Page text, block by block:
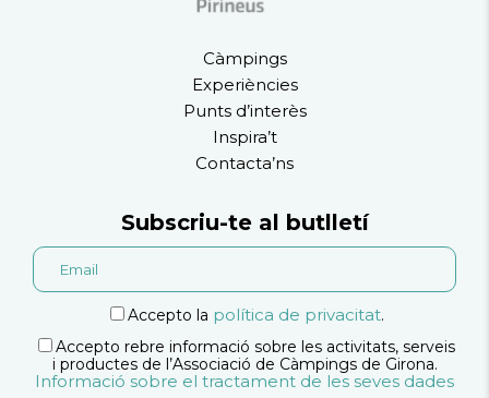
Càmpings
Experiències
Punts d’interès
Inspira’t
Contacta’ns
Subscriu-te al butlletí
Accepto la política de privacitat.
Accepto rebre informació sobre les activitats, serveis
i productes de l’Associació de Càmpings de Girona.
Informació sobre el tractament de les seves dades